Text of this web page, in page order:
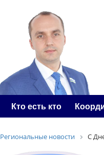
Кто есть кто
Региональные новости С